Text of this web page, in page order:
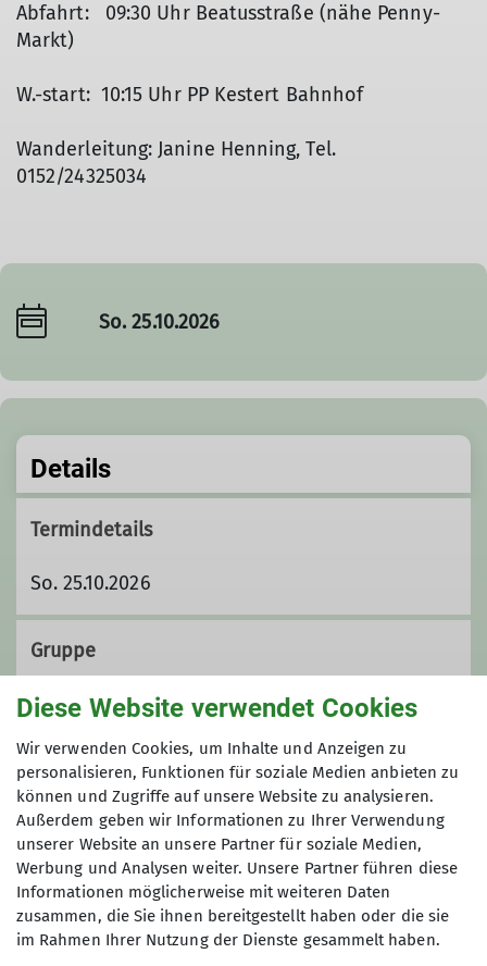
Abfahrt: 09:30 Uhr Beatusstraße (nähe Penny-
Markt)
W.-start: 10:15 Uhr PP Kestert Bahnhof
Wanderleitung: Janine Henning, Tel.
0152/24325034
So. 25.10.2026
Details
Termindetails
So. 25.10.2026
Gruppe
Wandergruppe
Wir sind eine Gruppe von
Wanderfreund*innen, die ihre Freizeit
mit Tageswanderungen im Umkreis bis
etwa 100 km um Koblenz herum
verbringen. Unsere Wanderungen
Sektion
Diese Website verwendet Cookies
Wir verwenden Cookies, um Inhalte und Anzeigen zu
personalisieren, Funktionen für soziale Medien anbieten zu
können und Zugriffe auf unsere Website zu analysieren.
Außerdem geben wir Informationen zu Ihrer Verwendung
unserer Website an unsere Partner für soziale Medien,
Werbung und Analysen weiter. Unsere Partner führen diese
Informationen möglicherweise mit weiteren Daten
zusammen, die Sie ihnen bereitgestellt haben oder die sie
im Rahmen Ihrer Nutzung der Dienste gesammelt haben.